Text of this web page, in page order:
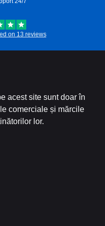
on 13 reviews
acest site sunt doar în
comerciale și mărcile
lor.